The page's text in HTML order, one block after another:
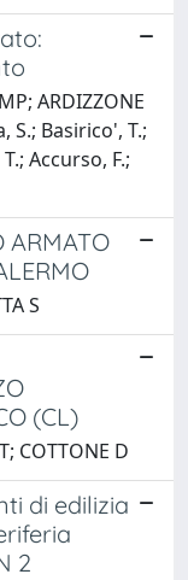
ARDIZZONE
S.; Basirico', T.;
Accurso, F.;
ARMATO
S
(CL)
COTTONE D
di edilizia
2